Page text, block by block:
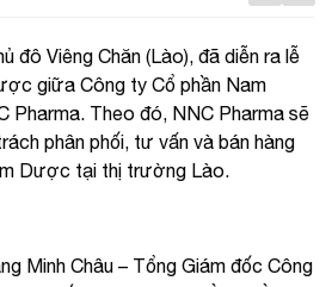
đô Viêng Chăn (Lào), đã diễn ra lễ
giữa Công ty Cổ phần Nam
Pharma. Theo đó, NNC Pharma sẽ
phân phối, tư vấn và bán hàng
Dược tại thị trường Lào.
Minh Châu – Tổng Giám đốc Công